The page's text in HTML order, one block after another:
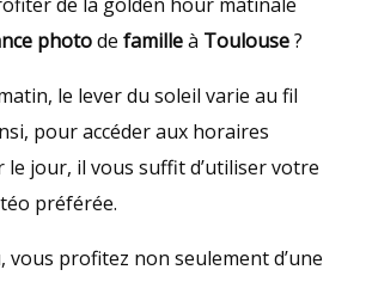
photodefamilleà Toulouse?
le lever du soleil varie au fil
pour accéder aux horaires
le jour, il vous suffit d’utiliser votre
préférée.
vous profitez non seulement d’une